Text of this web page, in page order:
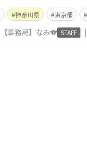
神奈川県 東京都
【事務局】なみ🐨 STAFF |